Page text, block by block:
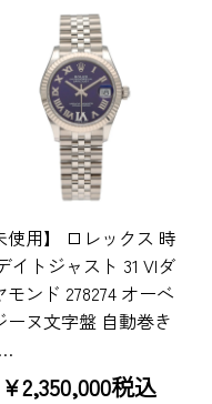
使用】 ロレックス 時
イトジャスト 31 VIダ
モンド 278274 オーベ
ーヌ文字盤 自動巻き
¥2,350,000税込